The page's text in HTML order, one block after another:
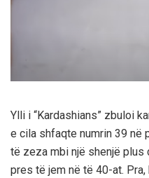
Ylli i “Kardashians” zbuloi
e cila shfaqte numrin 39 në
të zeza mbi një shenjë plus
pres të jem në të 40-at.